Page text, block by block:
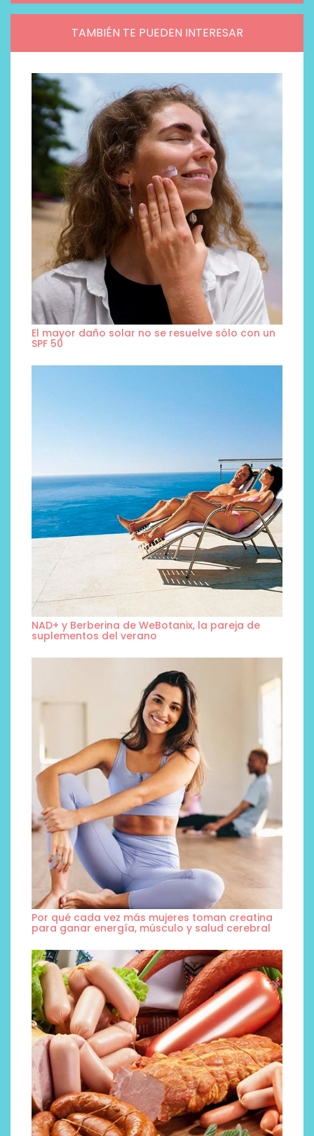
TAMBIÉN TE PUEDEN INTERESAR
El mayor daño solar no se resuelve sólo con un
SPF 50
NAD+ y Berberina de WeBotanix, la pareja de
suplementos del verano
Por qué cada vez más mujeres toman creatina
para ganar energía, músculo y salud cerebral